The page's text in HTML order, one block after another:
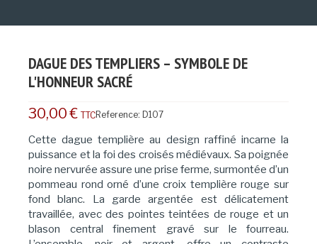
DAGUE DES TEMPLIERS – SYMBOLE DE
L'HONNEUR SACRÉ
30,00 € TTCReference: D107
Cette dague templière au design raffiné incarne la
puissance et la foi des croisés médiévaux. Sa poignée
noire nervurée assure une prise ferme, surmontée d’un
pommeau rond orné d’une croix templière rouge sur
fond blanc. La garde argentée est délicatement
travaillée, avec des pointes teintées de rouge et un
blason central finement gravé sur le fourreau.